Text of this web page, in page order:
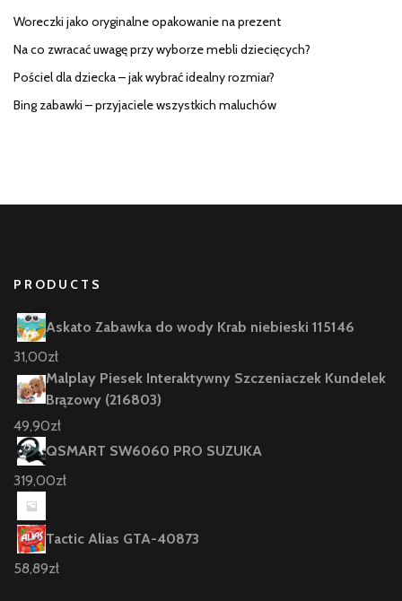
Woreczki jako oryginalne opakowanie na prezent
Na co zwracać uwagę przy wyborze mebli dziecięcych?
Pościel dla dziecka – jak wybrać idealny rozmiar?
Bing zabawki – przyjaciele wszystkich maluchów
PRODUCTS
Askato Zabawka do wody Krab niebieski 115146
31,00zł
Malplay Piesek Interaktywny Szczeniaczek Kundelek
Brązowy (216803)
49,90zł
QSMART SW6060 PRO SUZUKA
319,00zł
Tactic Alias GTA-40873
58,89zł